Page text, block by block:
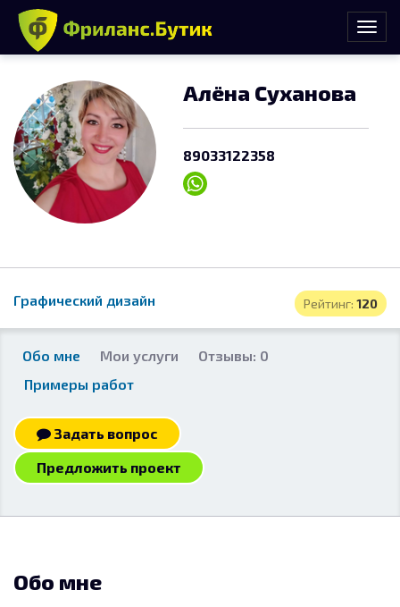
Алёна Суханова
89033122358
Рейтинг: 120
Графический дизайн
Обо мне Мои услуги
Отзывы: 0
Примеры работ
Задать вопрос
Предложить проект
Обо мне